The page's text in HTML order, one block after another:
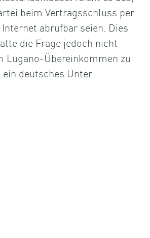
beim Vertragsschluss per
abrufbar seien. Dies
die Frage jedoch nicht
Lugano-Übereinkommen zu
deutsches Unter…